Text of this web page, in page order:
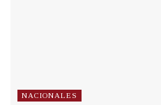
NACIONALES